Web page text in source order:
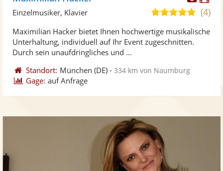
Fotos
5,0
5
(4)
Einzelmusiker, Klavier
Maximilian Hacker bietet Ihnen hochwertige musikalische
Unterhaltung, individuell auf Ihr Event zugeschnitten.
Durch sein unaufdringliches und ...
Standort: München (DE) -334 km von Naumburg
Gage: auf Anfrage